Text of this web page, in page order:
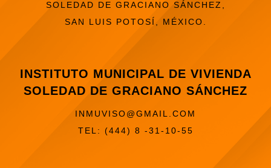
SOLEDAD DE GRACIANO SÁNCHEZ,
SAN LUIS POTOSÍ, MÉXICO.
INSTITUTO MUNICIPAL DE VIVIENDA
SOLEDAD DE GRACIANO SÁNCHEZ
INMUVISO@GMAIL.COM
TEL: (444) 8 -31-10-55